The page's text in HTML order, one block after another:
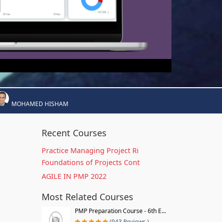
MOHAMED HISHAM
Recent Courses
Practice Managing Project Ri
Foundations of Projects Cont
AGILE IN PMP 2022
Most Related Courses
PMP Preparation Course - 6th E...